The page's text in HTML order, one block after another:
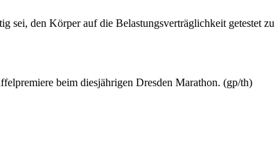
sei, den Körper auf die Belastungsverträglichkeit getestet zu
beim diesjährigen Dresden Marathon. (gp/th)